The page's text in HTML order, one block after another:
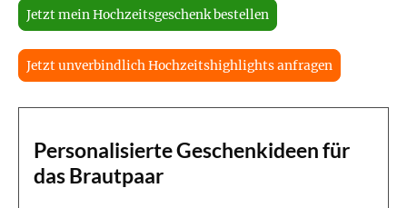
Jetzt mein Hochzeitsgeschenk bestellen
Jetzt unverbindlich Hochzeitshighlights anfragen
Personalisierte Geschenkideen für
das Brautpaar